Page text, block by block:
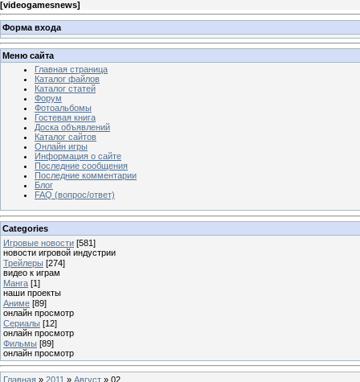
[videogamesnews]
Форма входа
Меню сайта
Главная страница
Каталог файлов
Каталог статей
Форум
Фотоальбомы
Гостевая книга
Доска объявлений
Каталог сайтов
Онлайн игры
Информация о сайте
Последние сообщения
Последние комментарии
Блог
FAQ (вопрос/ответ)
Categories
Игровые новости [581]
новости игровой индустрии
Трейлеры [274]
видео к играм
Манга [1]
наши проекты
Аниме [89]
онлайн просмотр
Сериалы [12]
онлайн просмотр
Фильмы [89]
онлайн просмотр
Главная » 2011 » Август » 02